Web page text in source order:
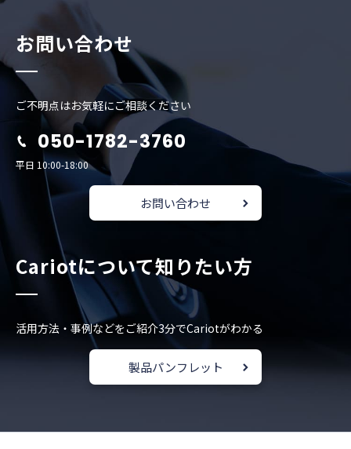
お問い合わせ
ご不明点はお気軽にご相談ください
050-1782-3760
平日 10:00-18:00
お問い合わせ
Cariotについて知りたい方
活用方法・事例などをご紹介3分でCariotがわかる
製品パンフレット